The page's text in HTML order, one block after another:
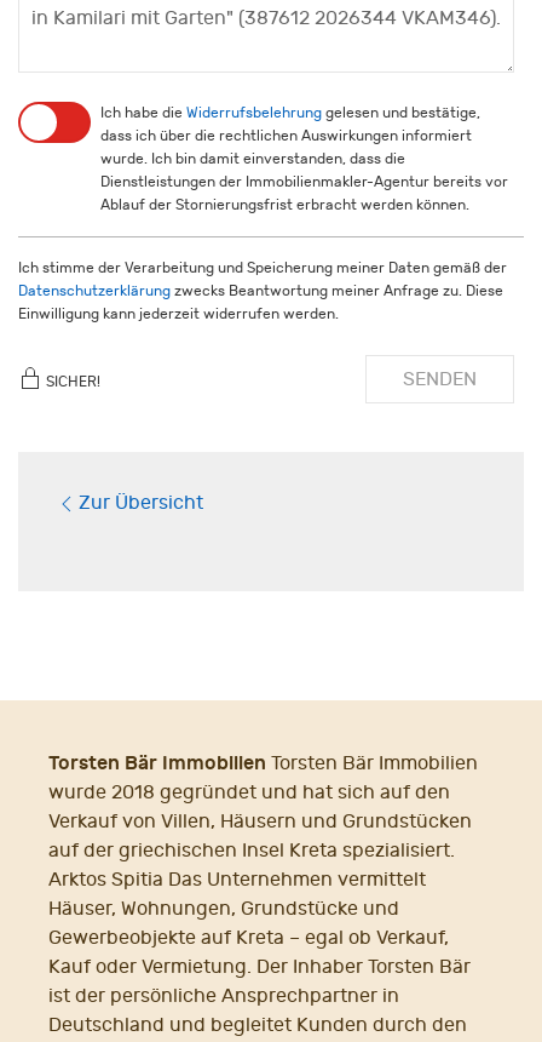
Ich habe die Widerrufsbelehrung gelesen und bestätige,
dass ich über die rechtlichen Auswirkungen informiert
wurde. Ich bin damit einverstanden, dass die
Dienstleistungen der Immobilienmakler-Agentur bereits vor
Ablauf der Stornierungsfrist erbracht werden können.
Ich stimme der Verarbeitung und Speicherung meiner Daten gemäß der
Datenschutzerklärung zwecks Beantwortung meiner Anfrage zu. Diese
Einwilligung kann jederzeit widerrufen werden.
SICHER! SENDEN
Zur Übersicht
Torsten Bär Immobilien Torsten Bär Immobilien
wurde 2018 gegründet und hat sich auf den
Verkauf von Villen, Häusern und Grundstücken
auf der griechischen Insel Kreta spezialisiert.
Arktos Spitia Das Unternehmen vermittelt
Häuser, Wohnungen, Grundstücke und
Gewerbeobjekte auf Kreta – egal ob Verkauf,
Kauf oder Vermietung. Der Inhaber Torsten Bär
ist der persönliche Ansprechpartner in
Deutschland und begleitet Kunden durch den